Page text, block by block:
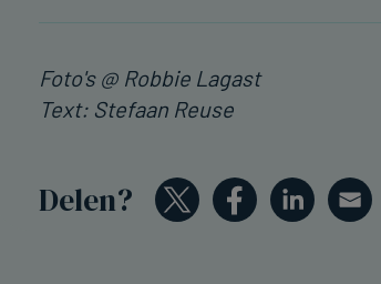
Foto's @ Robbie Lagast
Text: Stefaan Reuse
Delen?